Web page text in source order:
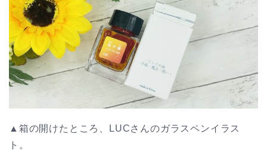
▲箱の開けたところ、LUCさんのガラスペンイラス
ト。